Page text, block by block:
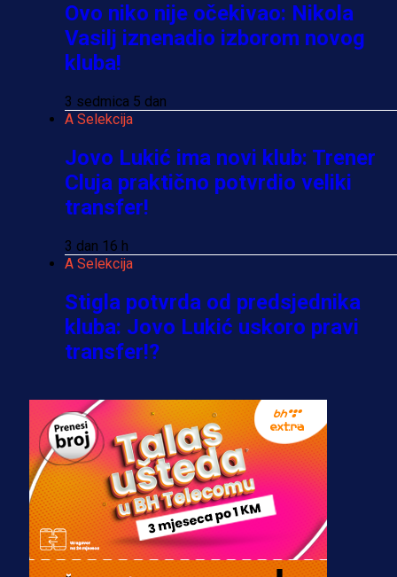
Ovo niko nije očekivao: Nikola
Vasilj iznenadio izborom novog
kluba!
3 sedmica 5 dan
A Selekcija
Jovo Lukić ima novi klub: Trener
Cluja praktično potvrdio veliki
transfer!
3 dan 16 h
A Selekcija
Stigla potvrda od predsjednika
kluba: Jovo Lukić uskoro pravi
transfer!?
A Selekcija
Zmajevi dobili veliko pojačanje:
Fudbaler Olympiacosa želi obući
dres BiH!
3 sedmica 3 dan
Premijer liga BiH